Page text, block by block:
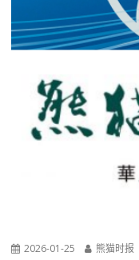
2026-01-25 熊猫时报